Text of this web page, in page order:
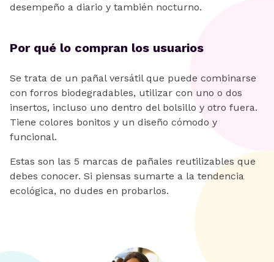
desempeño a diario y también nocturno.
Por qué lo compran los usuarios
Se trata de un pañal versátil que puede combinarse
con forros biodegradables, utilizar con uno o dos
insertos, incluso uno dentro del bolsillo y otro fuera.
Tiene colores bonitos y un diseño cómodo y
funcional.
Estas son las 5 marcas de pañales reutilizables que
debes conocer. Si piensas sumarte a la tendencia
ecológica, no dudes en probarlos.